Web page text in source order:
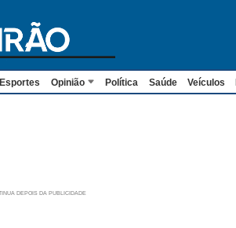
Esportes Opinião Política Saúde Veículos